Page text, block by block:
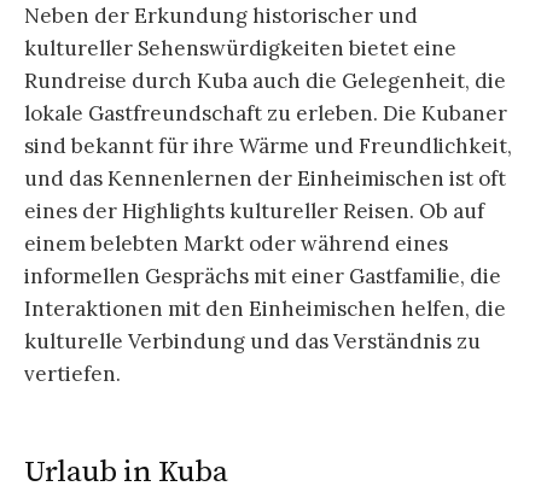
Neben der Erkundung historischer und
kultureller Sehenswürdigkeiten bietet eine
Rundreise durch Kuba auch die Gelegenheit, die
lokale Gastfreundschaft zu erleben. Die Kubaner
sind bekannt für ihre Wärme und Freundlichkeit,
und das Kennenlernen der Einheimischen ist oft
eines der Highlights kultureller Reisen. Ob auf
einem belebten Markt oder während eines
informellen Gesprächs mit einer Gastfamilie, die
Interaktionen mit den Einheimischen helfen, die
kulturelle Verbindung und das Verständnis zu
vertiefen.
Urlaub in Kuba